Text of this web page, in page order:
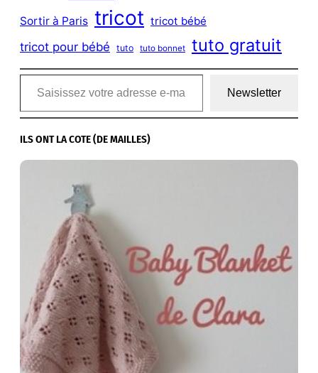
Sortir à Paris tricot tricot bébé
tricot pour bébé tuto tuto bonnet tuto gratuit
Saisissez votre adresse e-mail…
Newsletter
ILS ONT LA COTE (DE MAILLES)